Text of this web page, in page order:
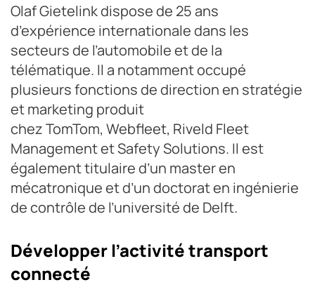
Olaf Gietelink dispose de 25 ans
d’expérience internationale dans les
secteurs de l’automobile et de la
télématique. Il a notamment occupé
plusieurs fonctions de direction en stratégie
et marketing produit
chez TomTom, Webfleet, Riveld Fleet
Management et Safety Solutions. Il est
également titulaire d’un master en
mécatronique et d’un doctorat en ingénierie
de contrôle de l’université de Delft.
Développer l’activité transport
connecté